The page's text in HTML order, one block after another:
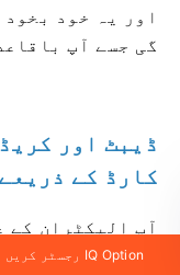
اور یہ خود
گی جسے آپ
ڈیبٹ اور
کارڈ کے
آپ الیکٹران کے
IQ Option رجسٹر کریں ڈیمو اکاؤنٹ میں $10,000 مفت حاصل کریں۔